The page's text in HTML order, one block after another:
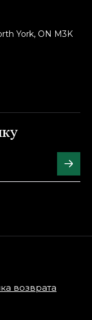
York, ON M3K
возврата